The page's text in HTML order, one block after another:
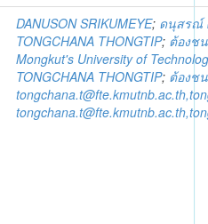
DANUSON SRIKUMEYE; ดนุสรณ์
TONGCHANA THONGTIP; ต้องช
Mongkut's University of
TONGCHANA THONGTIP; ต้องช